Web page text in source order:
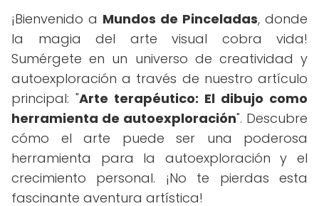
¡Bienvenido a Mundos de Pinceladas, donde
la magia del arte visual cobra vida!
Sumérgete en un universo de creatividad y
autoexploración a través de nuestro artículo
principal: "Arte terapéutico: El dibujo como
herramienta de autoexploración". Descubre
cómo el arte puede ser una poderosa
herramienta para la autoexploración y el
crecimiento personal. ¡No te pierdas esta
fascinante aventura artística!